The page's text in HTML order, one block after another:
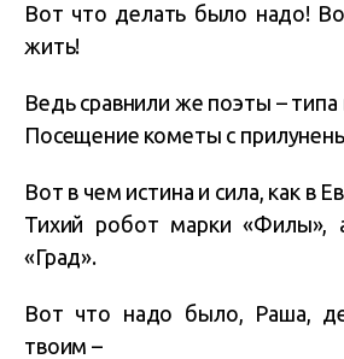
Вот что делать было надо!
жить!
Ведь сравнили же поэты – типа
Посещение кометы с
Вот в чем истина и сила, как в
Тихий робот марки «Филы»,
«Град».
Вот что надо было, Раша,
твоим –